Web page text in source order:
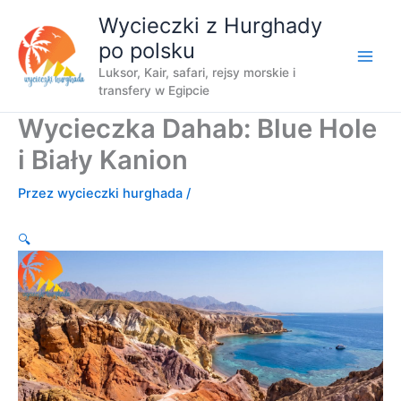
treści
Wycieczki z Hurghady
po polsku
Luksor, Kair, safari, rejsy morskie i
transfery w Egipcie
Wycieczka Dahab: Blue Hole
i Biały Kanion
Przez wycieczki hurghada /
🔍